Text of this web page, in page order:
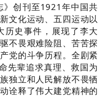
》创刊至1921 年中国共
文化运动、五四运动以
史事件， 展现了李大
不畏艰难险阻、苦苦探
党的斗争历程。 全剧紧
先辈追求真理、救国为
独立和人民解放不畏牺
诠释了伟大建党精神的